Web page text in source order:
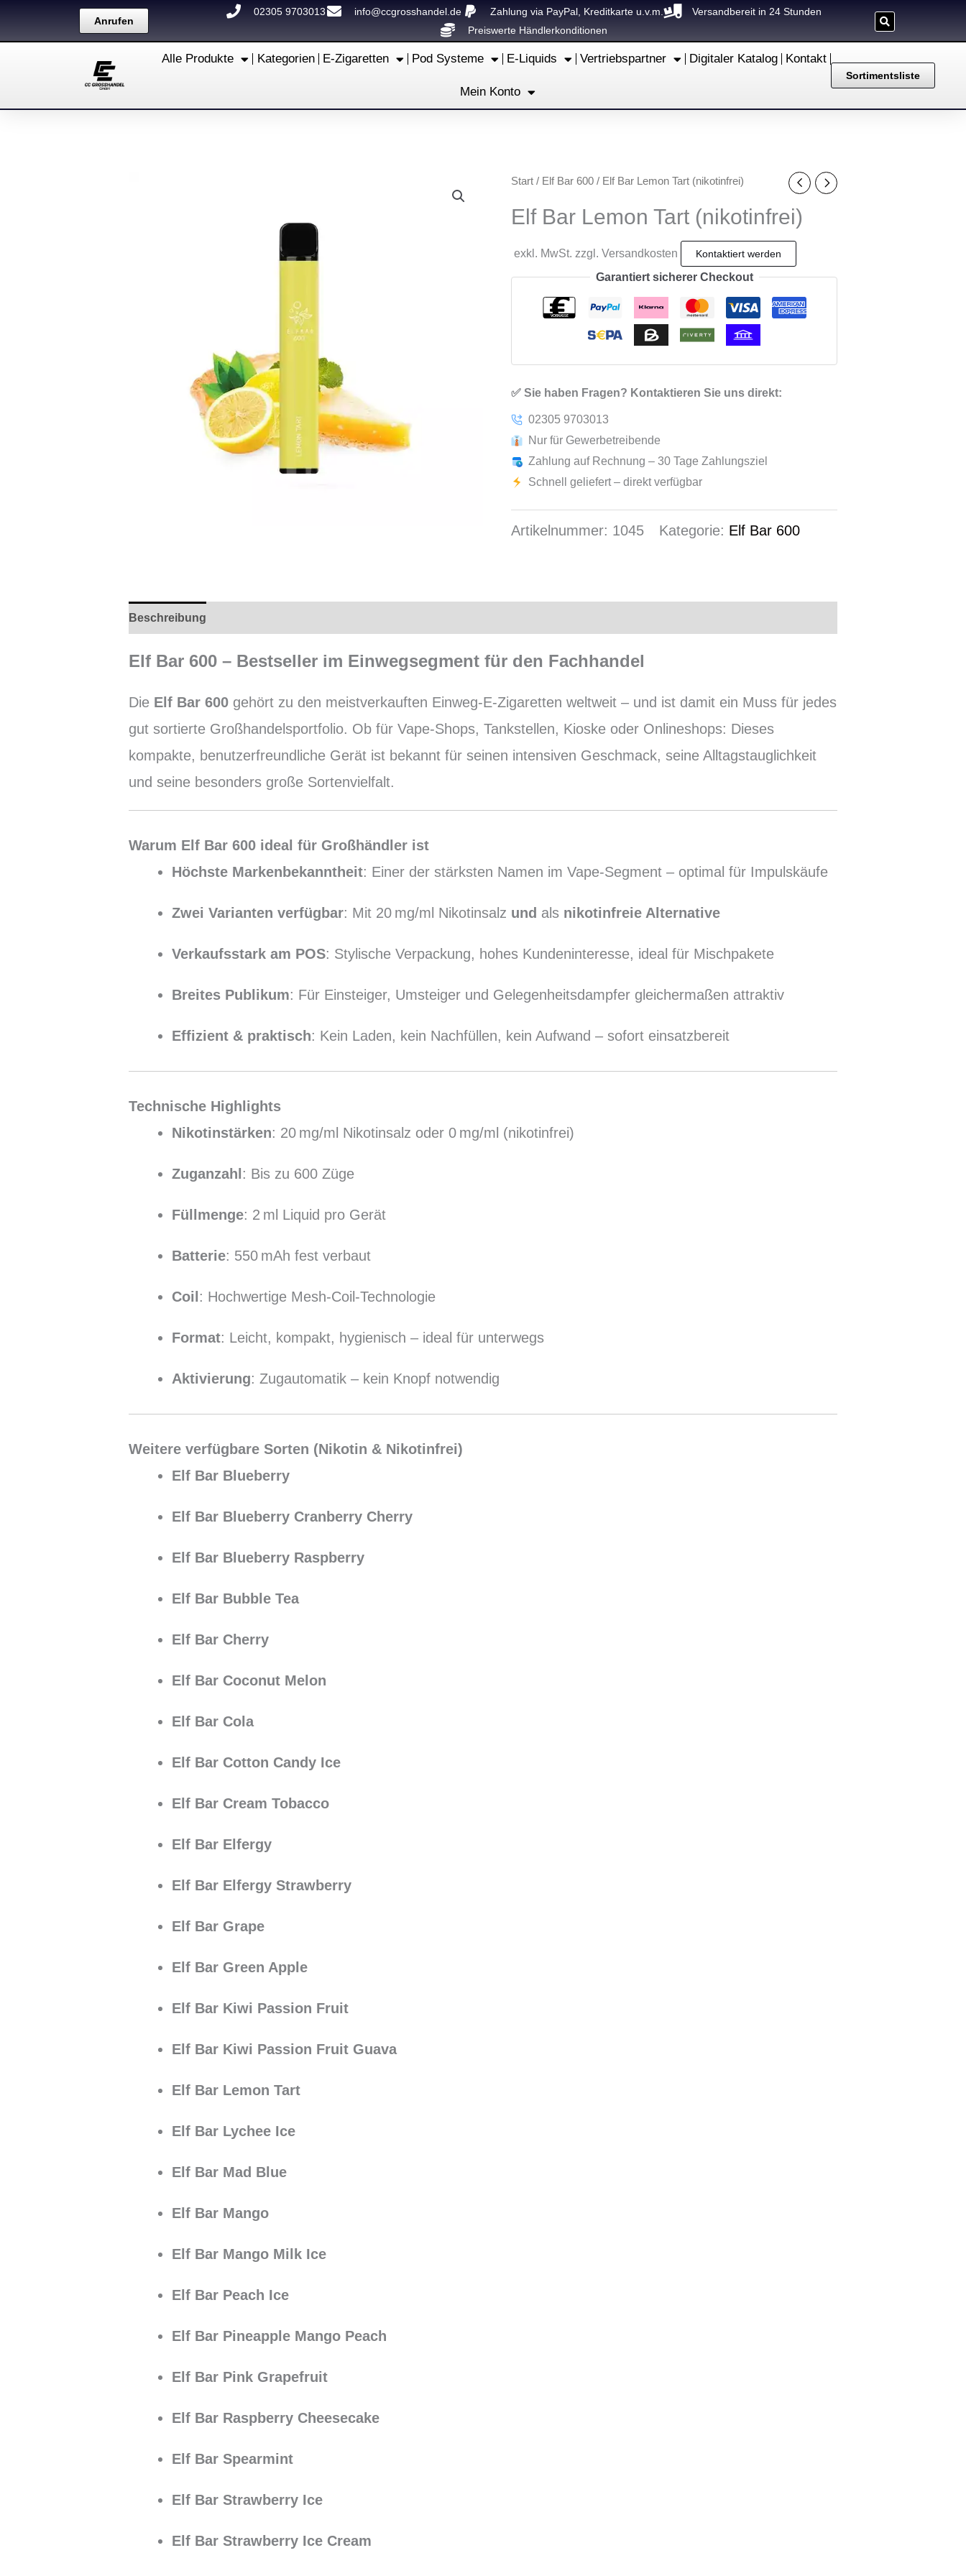
Anrufen
02305 9703013 info@ccgrosshandel.de Zahlung via PayPal, Kreditkarte u.v.m.
Versandbereit in 24 Stunden
Preiswerte Händlerkonditionen
Alle Produkte Kategorien E-Zigaretten Pod Systeme E-Liquids Vertriebspartner Digitaler Katalog Kontakt
Mein Konto
Sortimentsliste
Start / Elf Bar 600 / Elf Bar Lemon Tart (nikotinfrei)
Elf Bar Lemon Tart (nikotinfrei)
exkl. MwSt. zzgl. Versandkosten
Garantiert sicherer Checkout
✅ Sie haben Fragen? Kontaktieren Sie uns direkt:
02305 9703013
Nur für Gewerbetreibende
Zahlung auf Rechnung – 30 Tage Zahlungsziel
Schnell geliefert – direkt verfügbar
Artikelnummer: 1045 Kategorie: Elf Bar 600
Beschreibung
Elf Bar 600 – Bestseller im Einwegsegment für den Fachhandel
Die Elf Bar 600gehört zu den meistverkauften Einweg-E-Zigaretten weltweit – und ist damit ein Muss für jedes
gut sortierte Großhandelsportfolio. Ob für Vape-Shops, Tankstellen, Kioske oder Onlineshops: Dieses
kompakte, benutzerfreundliche Gerät ist bekannt für seinen intensiven Geschmack, seine Alltagstauglichkeit
und seine besonders große Sortenvielfalt.
Warum Elf Bar 600 ideal für Großhändler ist
Höchste Markenbekanntheit: Einer der stärksten Namen im Vape-Segment – optimal für Impulskäufe
Zwei Varianten verfügbar: Mit 20 mg/ml Nikotinsalz und als nikotinfreie Alternative
Verkaufsstark am POS: Stylische Verpackung, hohes Kundeninteresse, ideal für Mischpakete
Breites Publikum: Für Einsteiger, Umsteiger und Gelegenheitsdampfer gleichermaßen attraktiv
Effizient & praktisch: Kein Laden, kein Nachfüllen, kein Aufwand – sofort einsatzbereit
Technische Highlights
Nikotinstärken: 20 mg/ml Nikotinsalz oder 0 mg/ml (nikotinfrei)
Zuganzahl : Bis zu 600 Züge
Füllmenge: 2 ml Liquid pro Gerät
Batterie: 550 mAh fest verbaut
Coil : Hochwertige Mesh-Coil-Technologie
Format: Leicht, kompakt, hygienisch – ideal für unterwegs
Aktivierung: Zugautomatik – kein Knopf notwendig
Weitere verfügbare Sorten (Nikotin & Nikotinfrei)
Elf Bar Blueberry
Elf Bar Blueberry Cranberry Cherry
Elf Bar Blueberry Raspberry
Elf Bar Bubble Tea
Elf Bar Cherry
Elf Bar Coconut Melon
Elf Bar Cola
Elf Bar Cotton Candy Ice
Elf Bar Cream Tobacco
Elf Bar Elfergy
Elf Bar Elfergy Strawberry
Elf Bar Grape
Elf Bar Green Apple
Elf Bar Kiwi Passion Fruit
Elf Bar Kiwi Passion Fruit Guava
Elf Bar Lemon Tart
Elf Bar Lychee Ice
Elf Bar Mad Blue
Elf Bar Mango
Elf Bar Mango Milk Ice
Elf Bar Peach Ice
Elf Bar Pineapple Mango Peach
Elf Bar Pink Grapefruit
Elf Bar Raspberry Cheesecake
Elf Bar Spearmint
Elf Bar Strawberry Ice
Elf Bar Strawberry Ice Cream